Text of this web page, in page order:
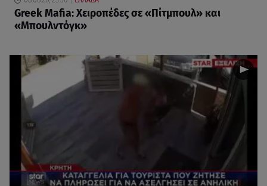
Greek Mafia: Χειροπέδες σε «Πίτμπουλ» και
«Μπουλντόγκ»